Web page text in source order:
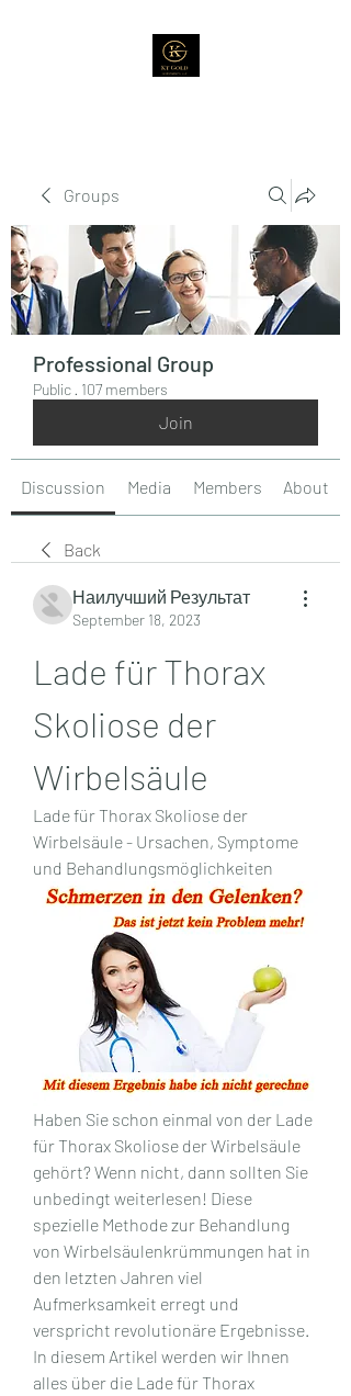
Groups
Professional Group
Public · 107 members
Join
Discussion Media Members About
Back
Наилучший Результат
September 18, 2023
Lade für Thorax
Skoliose der
Wirbelsäule
Lade für Thorax Skoliose der
Wirbelsäule - Ursachen, Symptome
und Behandlungsmöglichkeiten
Haben Sie schon einmal von der Lade
für Thorax Skoliose der Wirbelsäule
gehört? Wenn nicht, dann sollten Sie
unbedingt weiterlesen! Diese
spezielle Methode zur Behandlung
von Wirbelsäulenkrümmungen hat in
den letzten Jahren viel
Aufmerksamkeit erregt und
verspricht revolutionäre Ergebnisse.
In diesem Artikel werden wir Ihnen
alles über die Lade für Thorax